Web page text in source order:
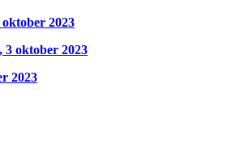
2023
3 oktober 2023
2023